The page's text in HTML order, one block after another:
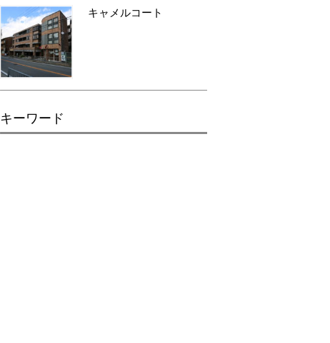
キャメルコート
キーワード